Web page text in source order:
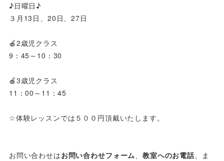
♪日曜日♪
３月13日、20日、27日
🍎2歳児クラス
9：45～10：30
🍎3歳児クラス
11：00～11：45
☆体験レッスンでは５００円頂戴いたします。
お問い合わせはお問い合わせフォーム、教室へのお電話、ま